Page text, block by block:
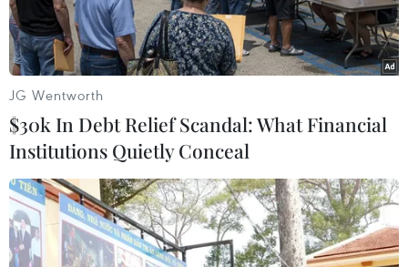
JG Wentworth
$30k In Debt Relief Scandal: What Financial
Institutions Quietly Conceal